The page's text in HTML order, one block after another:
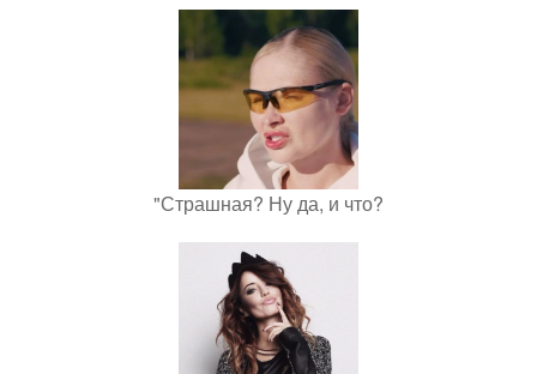
"Страшная? Ну да, и что?